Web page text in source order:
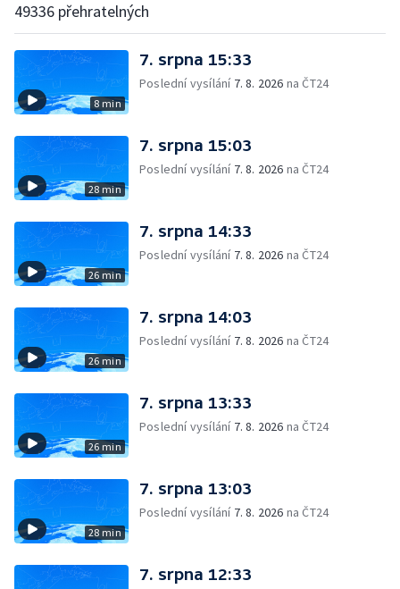
49336 přehratelných
8 min
7. srpna 15:33
Poslední vysílání 7. 8. 2026 na ČT24
28 min
7. srpna 15:03
Poslední vysílání 7. 8. 2026 na ČT24
26 min
7. srpna 14:33
Poslední vysílání 7. 8. 2026 na ČT24
26 min
7. srpna 14:03
Poslední vysílání 7. 8. 2026 na ČT24
26 min
7. srpna 13:33
Poslední vysílání 7. 8. 2026 na ČT24
28 min
7. srpna 13:03
Poslední vysílání 7. 8. 2026 na ČT24
7. srpna 12:33